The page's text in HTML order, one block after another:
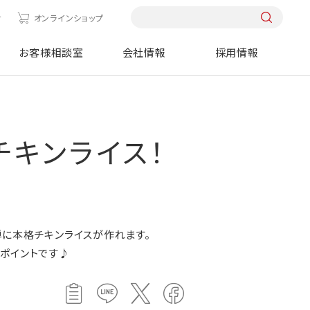
オンラインショップ
お客様相談室 会社情報 採用情報
ンライス！
本格チキンライスが作れます。
イントです♪